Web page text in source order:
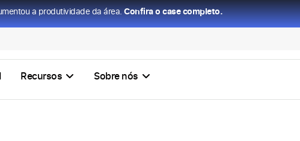
a produtividade da área.Confira o case completo.
Recursos Sobre nós